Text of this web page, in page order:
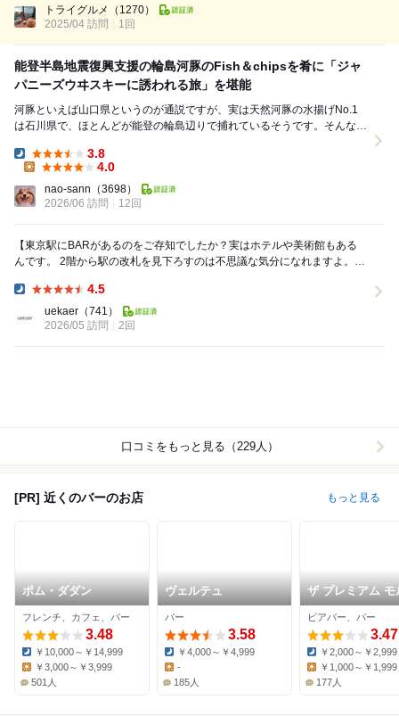
ールに...トライグルメ
（1270）
2025/04 訪問
1回
能登半島地震復興支援の輪島河豚のFish＆chipsを肴に「ジャ
パニーズウヰスキーに誘われる旅」を堪能
河豚といえば山口県というのが通説ですが、実は天然河豚の水揚げNo.1
は石川県で、ほとんどが能登の輪島辺りで捕れているそうです。そんな輪
Dinner:
3.8
4.0
nao-sann （3698）
2026/06 訪問
12回
【東京駅にBARがあるのをご存知でしたか？実はホテルや美術館もある
んです。 2階から駅の改札を見下ろすのは不思議な気分になれますよ。新
4.5
uekaer （741）
2026/05 訪問
2回
口コミをもっと見る（229人）
[PR] 近くのバーのお店 もっと見る
ポム・ダダン
フレンチ、カフェ、バー
3.48
Dinner:
￥10,000～￥14,999
￥3,000～￥3,999
501人
ヴェルテュ
バー
3.58
Dinner:
￥4,000～￥4,999
-
185人
ザ プレミアム モ
ハウス
ビアバー、バー
3.47
Dinner:
￥2,000～￥2,999
￥1,000～￥1,999
177人